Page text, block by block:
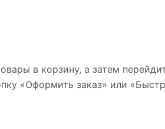
в корзину, а затем
«Оформить заказ» или